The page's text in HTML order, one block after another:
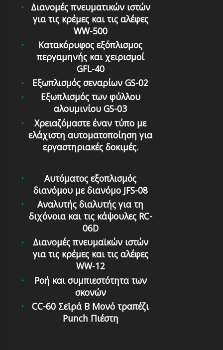
Διανομές πνευματικών ιστών
για τις κρέμες και τις αλέφες
WW-500
Κατακόρυφος εξόπλισμος
περγαμηνής και χειρισμοί
GFL-40
Εξωπλισμός σεναρίων GS-02
Εξωπλισμός των φύλλου
αλουμινίου GS-03
Χρειαζόμαστε έναν τύπο με
ελάχιστη αυτοματοποίηση για
εργαστηριακές δοκιμές.
Αυτόματoς εξoπλισμός
διανόμoυ με διανόμo JFS-08
Αναλυτής διαλυτής για τη
διχόνοια και τις κάψουλες RC-
06D
Διανομές πνευμαϊκών ιστών
για τις κρέμες και τις αλέφες
WW-12
Ροή και συμπιεστότητα των
σκονών
CC-60 Σεϊρά B Μονό τραπέζι
Punch Πιέστη